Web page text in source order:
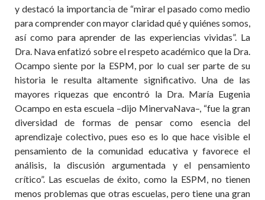
y destacó la importancia de “mirar el pasado como medio
para comprender con mayor claridad qué y quiénes somos,
así como para aprender de las experiencias vividas”. La
Dra. Nava enfatizó sobre el respeto académico que la Dra.
Ocampo siente por la ESPM, por lo cual ser parte de su
historia le resulta altamente significativo. Una de las
mayores riquezas que encontró la Dra. María Eugenia
Ocampo en esta escuela –dijo MinervaNava–, “fue la gran
diversidad de formas de pensar como esencia del
aprendizaje colectivo, pues eso es lo que hace visible el
pensamiento de la comunidad educativa y favorece el
análisis, la discusión argumentada y el pensamiento
crítico”. Las escuelas de éxito, como la ESPM, no tienen
menos problemas que otras escuelas, pero tiene una gran